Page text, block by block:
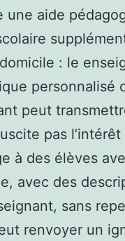
une aide
: le
personnalisé
peut
pas l’intérêt
à des élèves
avec des
sans
renvoyer un